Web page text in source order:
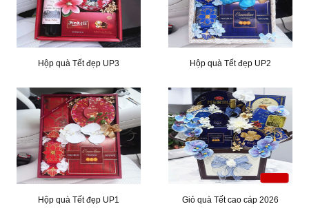
Hộp quà Tết đẹp UP3 Hộp quà Tết đẹp UP2
Hộp quà Tết đẹp UP1 Giỏ quà Tết cao cáp 2026